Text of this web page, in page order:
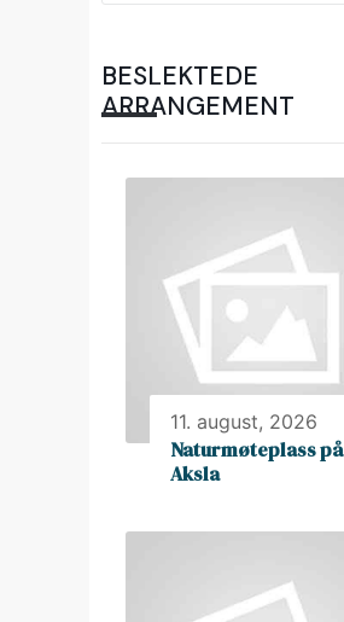
BESLEKTEDE
ARRANGEMENT
11. august, 2026
Naturmøteplass på
Aksla